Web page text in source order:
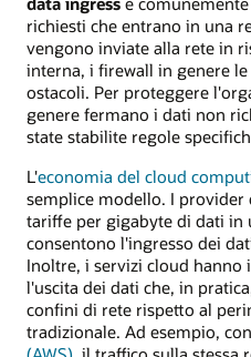
richiesti che entrano in una
vengono inviate alla rete in
interna, i firewall in genere le
ostacoli. Per proteggere
genere fermano i dati non
state stabilite regole
L'economia del cloud
semplice modello. I
tariffe per gigabyte di dati in
consentono l'ingresso dei
Inoltre, i servizi cloud
l'uscita dei dati che, in
confini di rete rispetto al
tradizionale. Ad esempio, con